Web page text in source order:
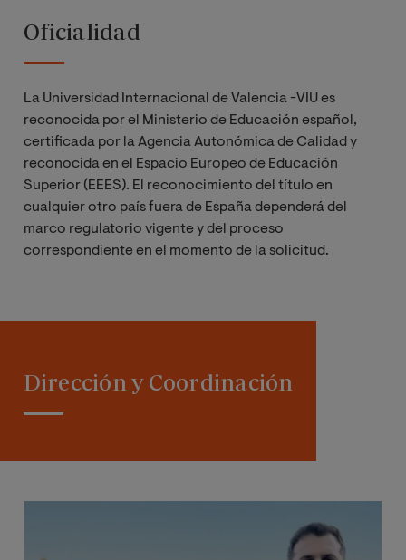
Oficialidad
La Universidad Internacional de Valencia -VIU es
reconocida por el Ministerio de Educación español,
certificada por la Agencia Autonómica de Calidad y
reconocida en el Espacio Europeo de Educación
Superior (EEES). El reconocimiento del título en
cualquier otro país fuera de España dependerá del
marco regulatorio vigente y del proceso
correspondiente en el momento de la solicitud.
Dirección y Coordinación